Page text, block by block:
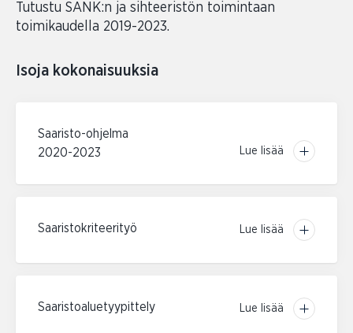
Tutustu SANK:n ja sihteeristön toimintaan
toimikaudella 2019-2023.
Isoja kokonaisuuksia
Saaristo-ohjelma
2020-2023
Lue lisää
Saaristokriteerityö Lue lisää
Saaristoaluetyypittely Lue lisää